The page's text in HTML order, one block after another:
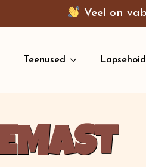
Veel on
Teenused